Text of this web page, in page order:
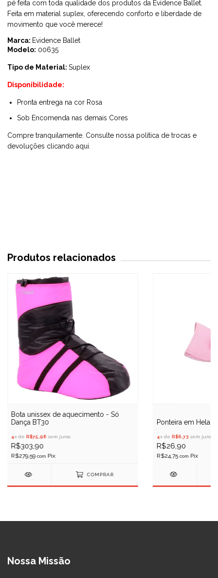
pé feita com toda qualidade dos produtos da Evidence Ballet.
Feita em material suplex, oferecendo conforto e liberdade de
movimento que você merece!
Marca: Evidence Ballet
Modelo: 00635
Tipo de Material: Suplex
Disponibilidade:
Pronta entrega na cor Rosa
Sob Encomenda nas demais Cores
Compre tranquilamente. Consulte nossa política de trocas e
devoluções clicando aqui
Produtos relacionados
Bota unissex de aquecimento - Só
Dança BT30
4x de R$75,98 sem juros
R$303,90
R$279,59com
COMPRAR
Ponteira em
4x de R$6,73 sem juros
R$26,90
R$24,75 com
Nossa Missão